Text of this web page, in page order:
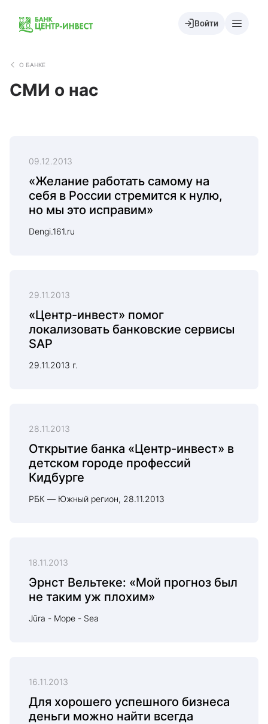
Войти
О БАНКЕ
СМИ о нас
09.12.2013
«Желание работать самому на
себя в России стремится к нулю,
но мы это исправим»
Dengi.161.ru
29.11.2013
«Центр-инвест» помог
локализовать банковские сервисы
SAP
29.11.2013 г.
28.11.2013
Открытие банка «Центр-инвест» в
детском городе профессий
Кидбурге
РБК — Южный регион, 28.11.2013
18.11.2013
Эрнст Вельтеке: «Мой прогноз был
не таким уж плохим»
Jūra - Море - Sea
16.11.2013
Для хорошего успешного бизнеса
деньги можно найти всегда